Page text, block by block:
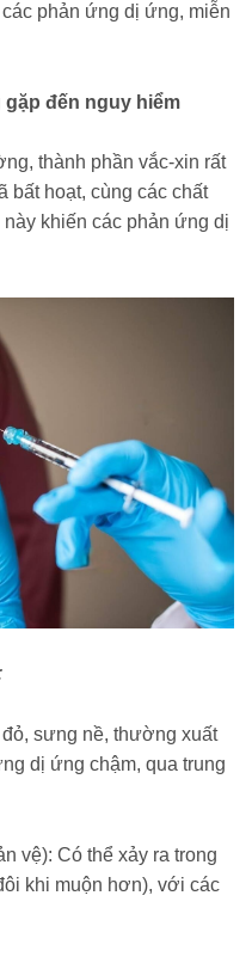
phản ứng dị ứng, miễn
đến nguy hiểm
thành phần vắc-xin rất
bất hoạt, cùng các chất
khiến các phản ứng dị
sưng nề, thường xuất
dị ứng chậm, qua trung
vệ): Có thể xảy ra trong
khi muộn hơn), với các